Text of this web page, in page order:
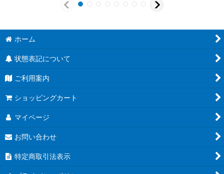
ホーム
状態表記について
ご利用案内
ショッピングカート
マイページ
お問い合わせ
特定商取引法表示